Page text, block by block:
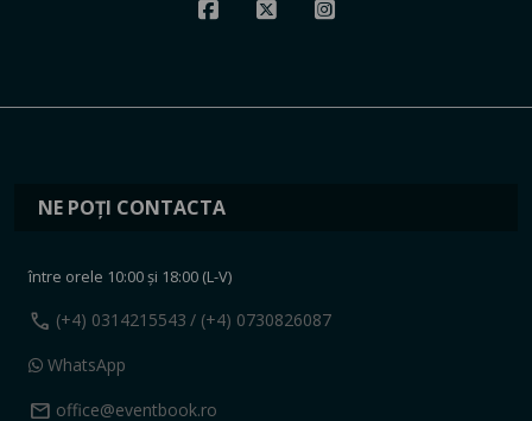
NE POȚI CONTACTA
între orele 10:00 și 18:00 (L-V)
call (+4) 0314215543 / (+4) 0730826087
WhatsApp
mail office@eventbook.ro